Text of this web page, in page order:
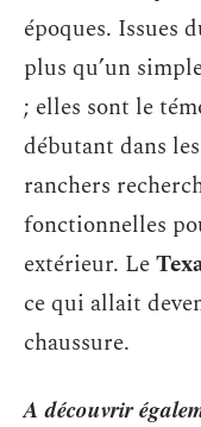
époques. Issues
plus qu’un
; elles sont le
débutant dans
ranchers
fonctionnelles
extérieur. Le
ce qui allait
chaussure.
A découvrir